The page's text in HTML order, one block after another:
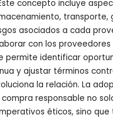
concepto incluye
transporte,
asociados a cada
con los proveedores
permite identificar
y ajustar términos
la relación. La
responsable no
éticos, sino que